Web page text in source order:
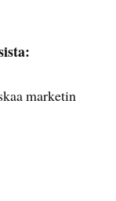
marketin